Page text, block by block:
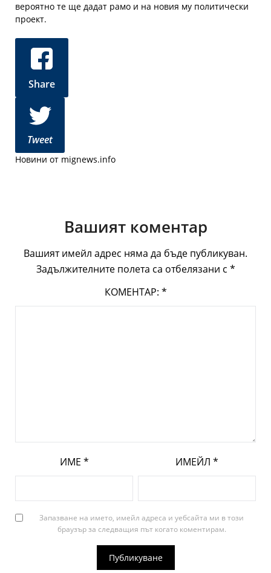
вероятно те ще дадат рамо и на новия му политически
проект.
Share
Tweet
Новини от mignews.info
Вашият коментар
Вашият имейл адрес няма да бъде публикуван.
Задължителните полета са отбелязани с *
КОМЕНТАР: *
ИМЕ * ИМЕЙЛ *
Запазване на името, имейл адреса и уебсайта ми в този
браузър за следващия път когато коментирам.